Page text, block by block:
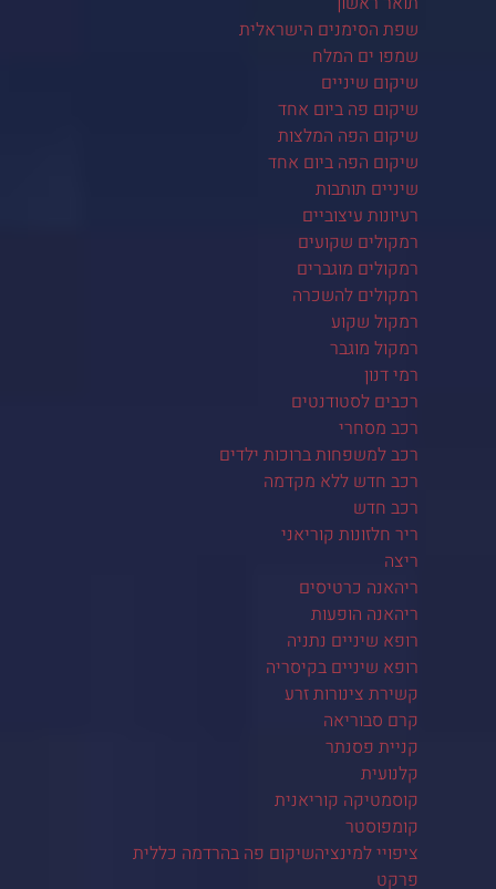
שפת הסימנים הישראלית
שמפו ים המלח
שיקום שיניים
שיקום פה ביום אחד
שיקום הפה המלצות
שיקום הפה ביום אחד
שיניים תותבות
רעיונות עיצוביים
רמקולים שקועים
רמקולים מוגברים
רמקולים להשכרה
רמקול שקוע
רמקול מוגבר
רמי דנון
רכבים לסטודנטים
רכב מסחרי
רכב למשפחות ברוכות ילדים
רכב חדש ללא מקדמה
רכב חדש
ריר חלזונות קוריאני
ריצה
ריהאנה כרטיסים
ריהאנה הופעות
רופא שיניים נתניה
רופא שיניים בקיסריה
קשירת צינורות זרע
קרם סבוריאה
קניית פסנתר
קלנועית
קוסמטיקה קוריאנית
קומפוסטר
ציפויי למינציהשיקום פה בהרדמה כללית
פרקט